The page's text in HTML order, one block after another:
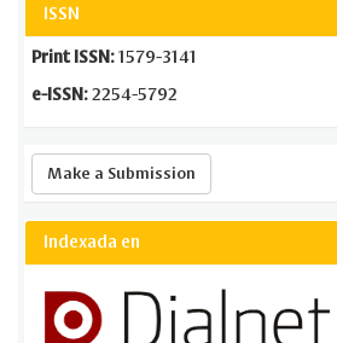
ISSN
Print ISSN: 1579-3141
e-ISSN: 2254-5792
Make a Submission
Indexada en